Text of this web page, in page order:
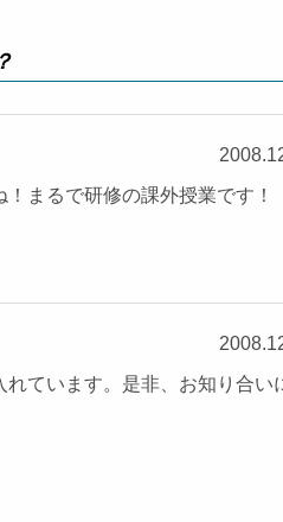
まるで研修の課外授業です！
ています。是非、お知り合い